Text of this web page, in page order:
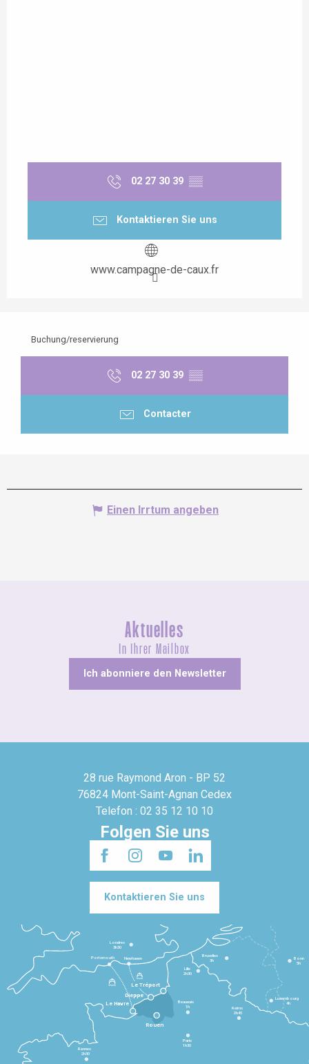
02 27 30 39 ▒▒
Kontaktieren Sie uns
www.campagne-de-caux.fr
Buchung/reservierung
02 27 30 39 ▒▒
Contacter
Einen Irrtum angeben
Aktuelles
In Ihrer Mailbox
Ich abonniere den Newsletter
28 rue Raymond Aron - BP 52
76824 Mont-Saint-Agnan Cedex
Telefon : 02 35 12 10 10
Folgen Sie uns
Kontaktieren Sie uns
Le Havre
Dieppe
Le Tréport
Rennes
2h30
Paris
1h30
Beauvais
1h
Reims
2h45
Lille
2h30
Bruxelles
3h
Londres
3h30
Newhaven
Portsmouth
Bonn
5h
Luxembourg
4h
Rouen